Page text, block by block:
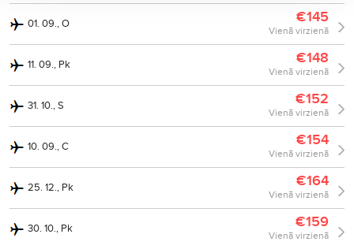
01. 09., O €145
Vienā virzienā
11. 09., Pk €148
Vienā virzienā
31. 10., S €152
Vienā virzienā
10. 09., C €154
Vienā virzienā
25. 12., Pk €164
Vienā virzienā
30. 10., Pk €159
Vienā virzienā